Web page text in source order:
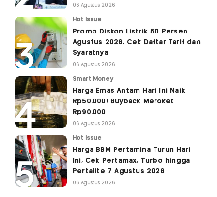
06 Agustus 2026
Hot Issue
Promo Diskon Listrik 50 Persen
Agustus 2026, Cek Daftar Tarif dan
Syaratnya
06 Agustus 2026
Smart Money
Harga Emas Antam Hari Ini Naik
Rp50.000! Buyback Meroket
Rp90.000
06 Agustus 2026
Hot Issue
Harga BBM Pertamina Turun Hari
Ini, Cek Pertamax, Turbo hingga
Pertalite 7 Agustus 2026
06 Agustus 2026